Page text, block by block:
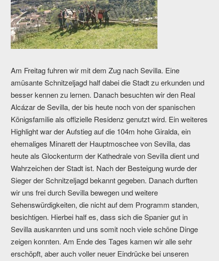
Am Freitag fuhren wir mit dem Zug nach Sevilla. Eine
amüsante Schnitzeljagd half dabei die Stadt zu erkunden und
besser kennen zu lernen. Danach besuchten wir den Real
Alcázar de Sevilla, der bis heute noch von der spanischen
Königsfamilie als offizielle Residenz genutzt wird. Ein weiteres
Highlight war der Aufstieg auf die 104m hohe Giralda, ein
ehemaliges Minarett der Hauptmoschee von Sevilla, das
heute als Glockenturm der Kathedrale von Sevilla dient und
Wahrzeichen der Stadt ist. Nach der Besteigung wurde der
Sieger der Schnitzeljagd bekannt gegeben. Danach durften
wir uns frei durch Sevilla bewegen und weitere
Sehenswürdigkeiten, die nicht auf dem Programm standen,
besichtigen. Hierbei half es, dass sich die Spanier gut in
Sevilla auskannten und uns somit noch viele schöne Dinge
zeigen konnten. Am Ende des Tages kamen wir alle sehr
erschöpft, aber auch voller neuer Eindrücke bei unseren